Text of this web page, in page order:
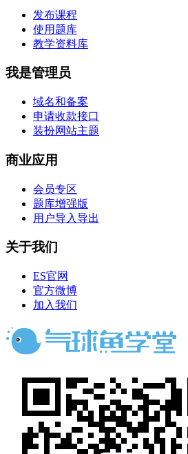
发布课程
使用题库
教学资料库
我是管理员
域名和备案
申请收款接口
装扮网站主题
商业应用
会员专区
题库增强版
用户导入导出
关于我们
ES官网
官方微博
加入我们